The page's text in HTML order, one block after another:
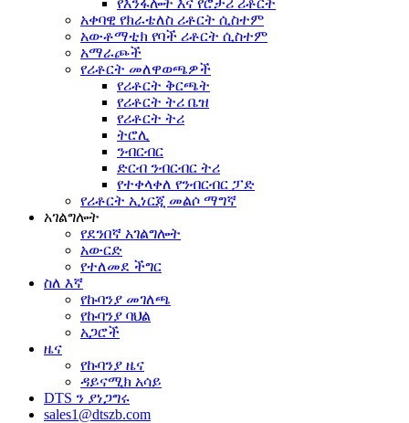
የእንፋሎት እና የሮታሪ ሪቶርት
አቀባዊ የክራቴለስ ሪቶርት ሲስተም
አውቶማቲክ የባች ሪቶርት ሲስተም
አማራጮች
የሪቶርት መለዋወጫዎች
የሪቶርት ቅርጫት
የሪቶርት ትሪ ቤዝ
የሪቶርት ትሪ
ትሮሊ
ንብርብር
ድርብ ንብርብር ትሪ
የተቀላቀለ የንብርብር ፓድ
የሪቶርት ኢነርጂ መልሶ ማግኛ
አገልግሎት
የደንበኛ አገልግሎት
አውርድ
የተለመደ ችግር
ስለ እኛ
የኩባንያ መገለጫ
የኩባንያ ባህል
አጋሮች
ዜና
የኩባንያ ዜና
ዳይናሚክ አሳይ
DTS ን ያነጋግሩ
sales1@dtszb.com